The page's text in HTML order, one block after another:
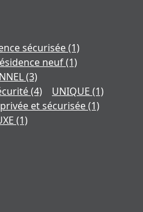
sécurisée(1)
neuf(1)
(3)
(4) UNIQUE (1)
et sécurisée(1)
(1)